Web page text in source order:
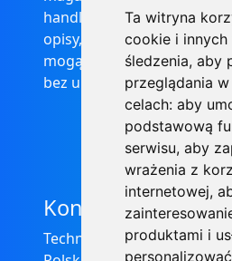
Ta witryna
cookie i
śledzenia, aby
przeglądania
celach: aby
podstawową
serwisu, aby
wrażenia z
internetowej,
produktami i
handlowej w rozumieniu
opisy, dane techniczne i
mogą ulec zmianie bez
bez uprzedzenia.
Kontakt
Technical Grzegorz Tęgos